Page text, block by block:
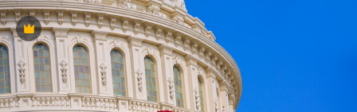
Premium